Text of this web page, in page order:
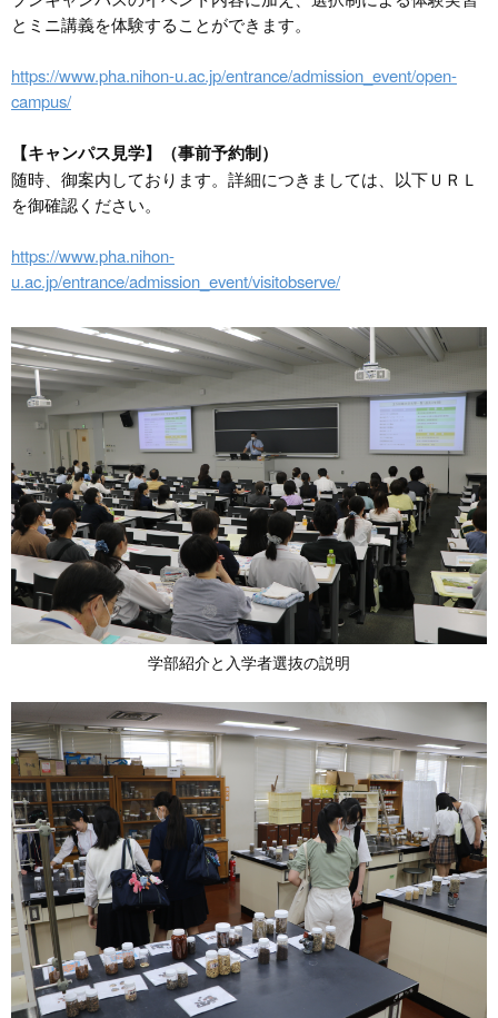
とミニ講義を体験することができます。
https://www.pha.nihon-u.ac.jp/entrance/admission_event/open-
campus/
【キャンパス見学】（事前予約制）
随時、御案内しております。詳細につきましては、以下ＵＲＬ
を御確認ください。
https://www.pha.nihon-
u.ac.jp/entrance/admission_event/visitobserve/
学部紹介と入学者選抜の説明